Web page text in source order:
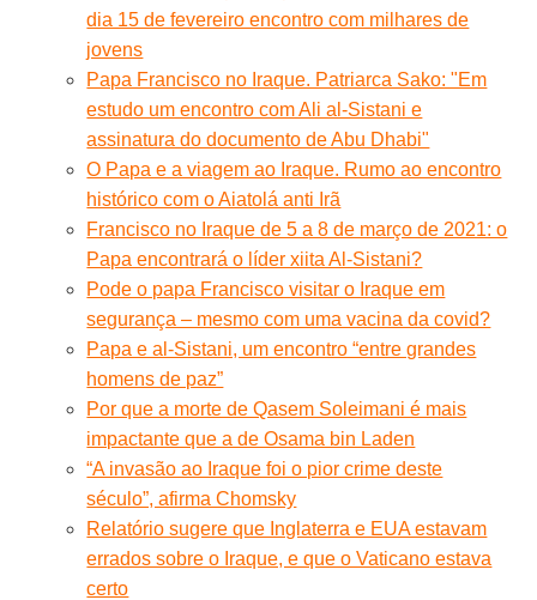
dia 15 de fevereiro encontro com milhares de
jovens
Papa Francisco no Iraque. Patriarca Sako: "Em
estudo um encontro com Ali al-Sistani e
assinatura do documento de Abu Dhabi"
O Papa e a viagem ao Iraque. Rumo ao encontro
histórico com o Aiatolá anti Irã
Francisco no Iraque de 5 a 8 de março de 2021: o
Papa encontrará o líder xiita Al-Sistani?
Pode o papa Francisco visitar o Iraque em
segurança – mesmo com uma vacina da covid?
Papa e al-Sistani, um encontro “entre grandes
homens de paz”
Por que a morte de Qasem Soleimani é mais
impactante que a de Osama bin Laden
“A invasão ao Iraque foi o pior crime deste
século”, afirma Chomsky
Relatório sugere que Inglaterra e EUA estavam
errados sobre o Iraque, e que o Vaticano estava
certo